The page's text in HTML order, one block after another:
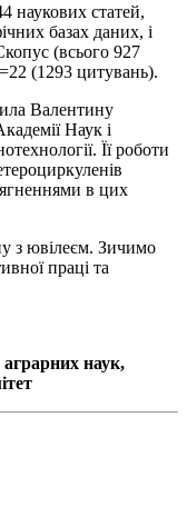
наукових статей,
базах даних, і
(всього 927
(1293 цитувань).
Валентину
Наук і
Її роботи
в цих
з ювілеєм. Зичимо
праці та
наук,